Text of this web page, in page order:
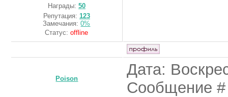
Награды: 50
Репутация: 123
Замечания:0%
Статус:offline
Poison
Дата:
Сообщение